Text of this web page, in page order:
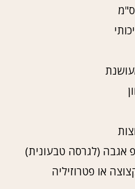
או פטרוזיליה